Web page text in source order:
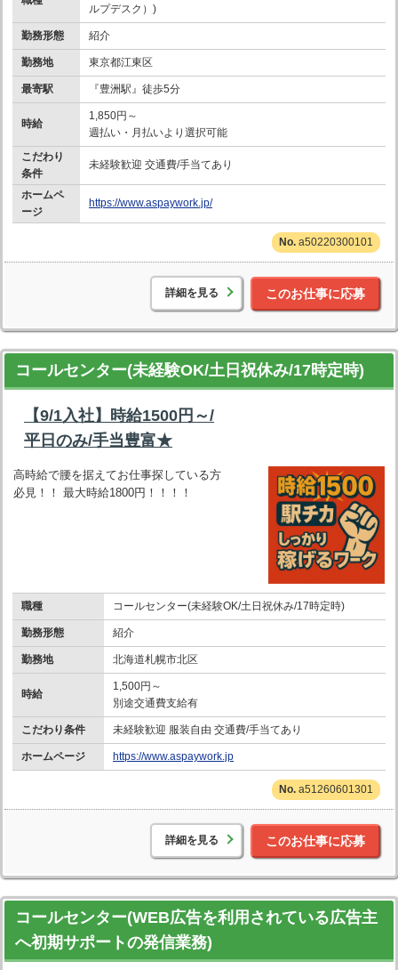
ルプデスク）)
勤務形態 紹介
勤務地 東京都江東区
最寄駅 『豊洲駅』徒歩5分
時給
1,850円～
週払い・月払いより選択可能
こだわり
条件
未経験歓迎 交通費/手当てあり
ホームペ
ージ
https://www.aspaywork.jp/
a50220300101
詳細を見る このお仕事に応募
コールセンター(未経験OK/土日祝休み/17時定時)
【9/1入社】時給1500円～/
平日のみ/手当豊富★
高時給で腰を据えてお仕事探している方
必見！！ 最大時給1800円！！！！
職種 コールセンター(未経験OK/土日祝休み/17時定時)
勤務形態 紹介
勤務地 北海道札幌市北区
時給
1,500円～
別途交通費支給有
こだわり条件 未経験歓迎 服装自由 交通費/手当てあり
ホームページ https://www.aspaywork.jp
a51260601301
詳細を見る このお仕事に応募
コールセンター(WEB広告を利用されている広告主
へ初期サポートの発信業務)